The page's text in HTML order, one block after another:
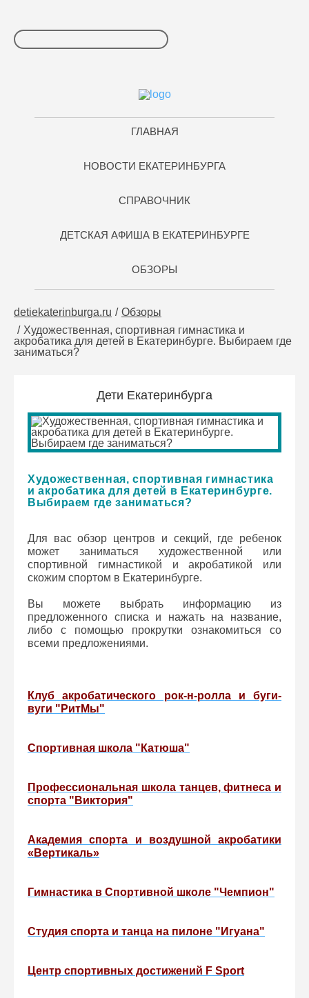
ГЛАВНАЯ
НОВОСТИ ЕКАТЕРИНБУРГА
СПРАВОЧНИК
ДЕТСКАЯ АФИША В ЕКАТЕРИНБУРГЕ
ОБЗОРЫ
detiekaterinburga.ru
Обзоры
Художественная, спортивная гимнастика и
акробатика для детей в Екатеринбурге. Выбираем где
заниматься?
Дети Екатеринбурга
Художественная, спортивная гимнастика
и акробатика для детей в Екатеринбурге.
Выбираем где заниматься?
Для вас обзор центров и секций, где ребенок
может заниматься художественной или
спортивной гимнастикой и акробатикой или
скожим спортом в Екатеринбурге.
Вы можете выбрать информацию из
предложенного списка и нажать на название,
либо с помощью прокрутки ознакомиться со
всеми предложениями.
Клуб акробатического рок-н-ролла и буги-
вуги "РитМы"
Спортивная школа "Катюша"
Профессиональная школа танцев, фитнеса и
спорта "Виктория"
Академия спорта и воздушной акробатики
«Вертикаль»
Гимнастика в Спортивной школе "Чемпион"
Студия спорта и танца на пилоне "Игуана"
Центр спортивных достижений F Sport